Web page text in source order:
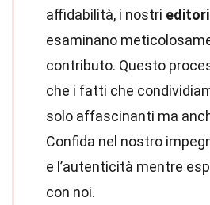
affidabilità, i nostri editori
esaminano
contributo. Questo
che i fatti che
solo affascinanti ma
Confida nel nostro
e l’autenticità mentre
con noi.